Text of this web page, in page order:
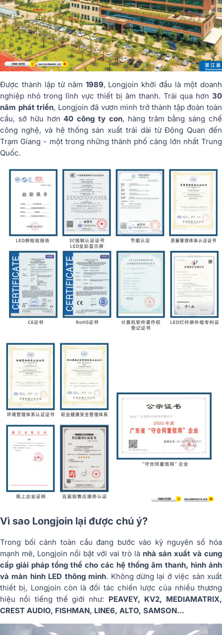
Được thành lập từ năm 1989, Longjoin khởi đầu là một doanh
nghiệp nhỏ trong lĩnh vực thiết bị âm thanh. Trải qua hơn 30
năm phát triển, Longjoin đã vươn mình trở thành tập đoàn toàn
cầu, sở hữu hơn40 công ty con, hàng trăm bằng sáng chế
công nghệ, và hệ thống sản xuất trải dài từ Đông Quan đến
Trạm Giang - một trong những thành phố cảng lớn nhất Trung
Quốc.
Vì sao Longjoin lại được chú ý?
Trong bối cảnh toàn cầu đang bước vào kỷ nguyên số hóa
mạnh mẽ, Longjoin nổi bật với vai trò là nhà sản xuất và cung
cấp giải pháp tổng thể cho các hệ thống âm thanh, hình ảnh
và màn hình LED thông minh. Không dừng lại ở việc sản xuất
thiết bị, Longjoin còn là đối tác chiến lược của nhiều thương
hiệu nổi tiếng thế giới như: PEAVEY, KV2, MEDIAMATRIX,
CREST AUDIO, FISHMAN, LINE6, ALTO, SAMSON…